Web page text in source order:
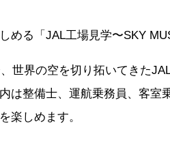
める「JAL工場見学〜SKY
世界の空を切り拓いてきた
は整備士、運航乗務員、客
楽しめます。